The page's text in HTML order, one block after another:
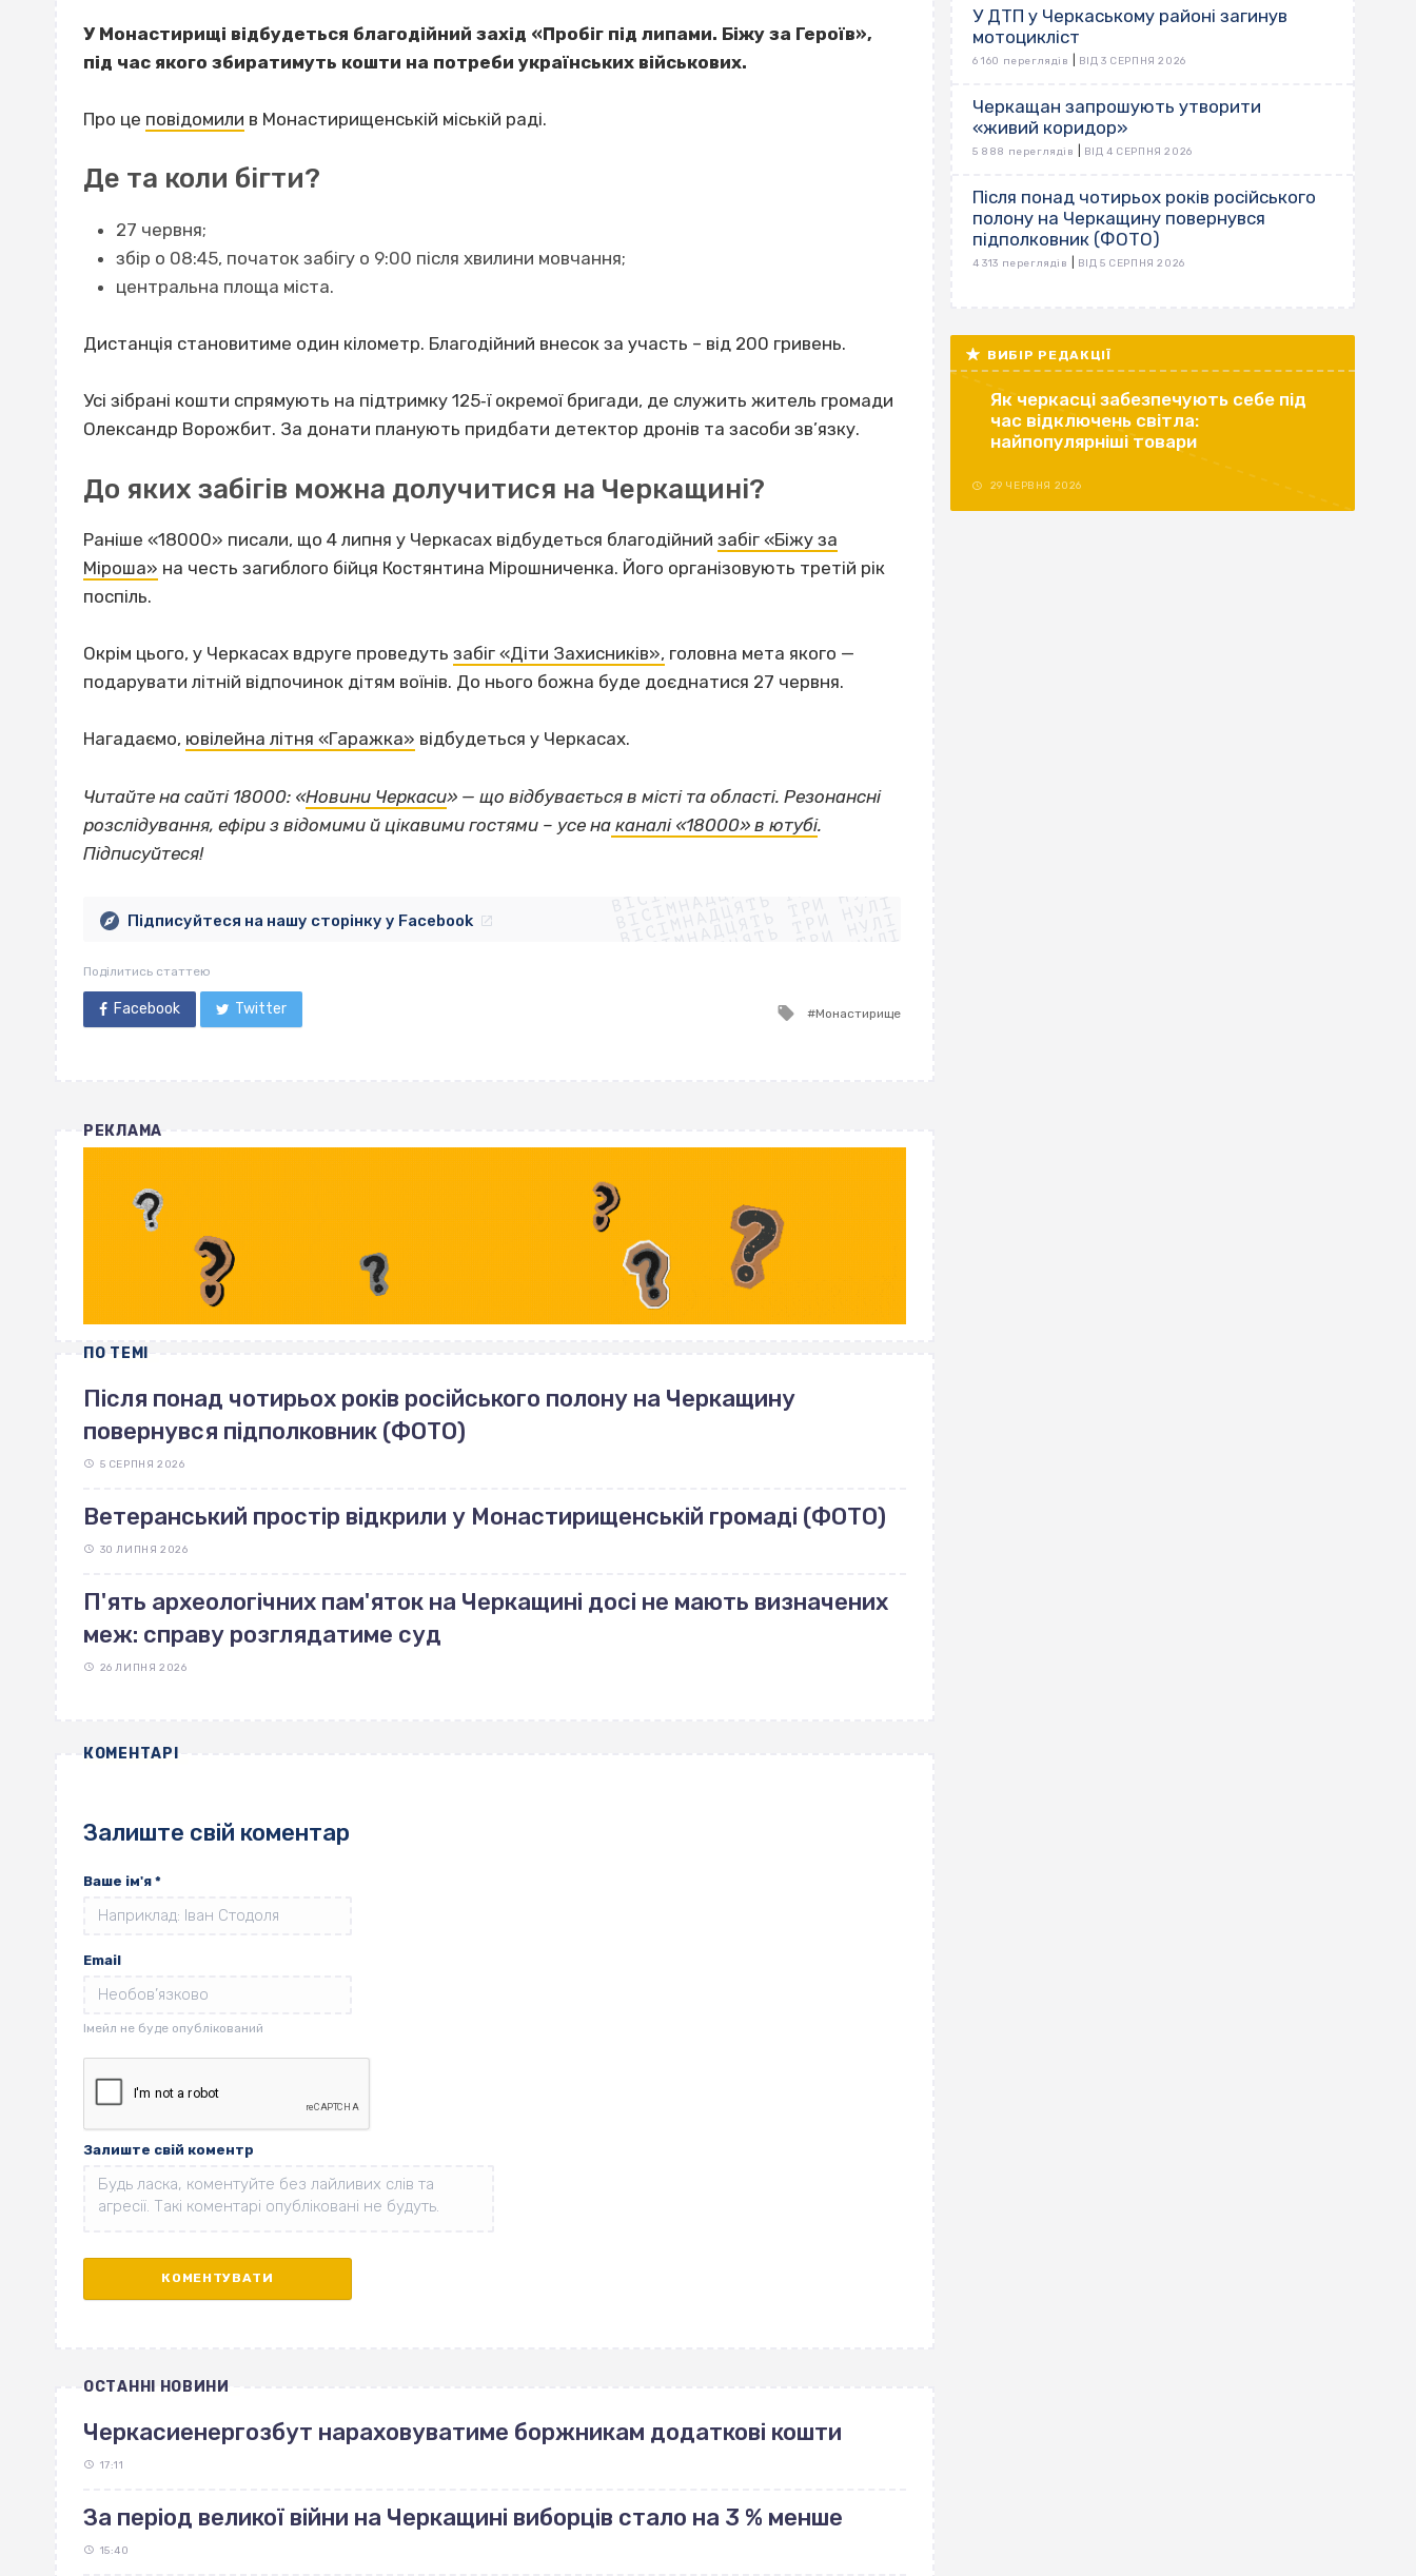
У Монастирищі відбудеться благодійний захід «Пробіг під липами. Біжу за Героїв»,
під час якого збиратимуть кошти на потреби українських військових.
Про це повідомили в Монастирищенській міській раді.
Де та коли бігти?
27 червня;
збір о 08:45, початок забігу о 9:00 після хвилини мовчання;
центральна площа міста.
Дистанція становитиме один кілометр. Благодійний внесок за участь – від 200 гривень.
Усі зібрані кошти спрямують на підтримку 125‐ї окремої бригади, де служить житель громади
Олександр Ворожбит. За донати планують придбати детектор дронів та засоби зв’язку.
До яких забігів можна долучитися на Черкащині?
Раніше «18000» писали, що 4 липня у Черкасах відбудеться благодійний забіг «Біжу за
Міроша» на честь загиблого бійця Костянтина Мірошниченка. Його організовують третій рік
поспіль.
Окрім цього, у Черкасах вдруге проведуть забіг «Діти Захисників», головна мета якого —
подарувати літній відпочинок дітям воїнів. До нього божна буде доєднатися 27 червня.
Нагадаємо, ювілейна літня «Гаражка» відбудеться у Черкасах.
Читайте на сайті 18000: «Новини Черкаси» — що відбувається в місті та області. Резонансні
розслідування, ефіри з відомими й цікавими гостями – усе на каналі «18000» в ютубі.
Підписуйтеся!
ВІСІМНАДЦЯТЬ ТРИ НУЛІ
ВІСІМНАДЦЯТЬ ТРИ НУЛІ
ВІСІМНАДЦЯТЬ ТРИ НУЛІ
ВІСІМНАДЦЯТЬ ТРИ НУЛІ
ВІСІМНАДЦЯТЬ ТРИ НУЛІ
ВІСІМНАДЦЯТЬ ТРИ НУЛІ
ВІСІМНАДЦЯТЬ ТРИ НУЛІ
ВІСІМНАДЦЯТЬ ТРИ НУЛІ
Підписуйтеся на нашу сторінку у Facebook
Поділитись статтею
Facebook Twitter
Tagged
Монастирище
РЕКЛАМА
ПО ТЕМІ
Після понад чотирьох років російського полону на Черкащину
повернувся підполковник (ФОТО)
5 СЕРПНЯ 2026
Ветеранський простір відкрили у Монастирищенській громаді (ФОТО)
30 ЛИПНЯ 2026
П'ять археологічних пам'яток на Черкащині досі не мають визначених
меж: справу розглядатиме суд
26 ЛИПНЯ 2026
КОМЕНТАРІ
Залиште свій коментар
Ваше ім'я *
Email
Залиште свій коментр
ОСТАННІ НОВИНИ
Черкасиенергозбут нараховуватиме боржникам додаткові кошти
17:11
За період великої війни на Черкащині виборців стало на 3 % менше
15:40
У ДТП у Черкаському районі загинув
мотоцикліст
6 160 переглядів ВІД 3 СЕРПНЯ 2026
Черкащан запрошують утворити
«живий коридор»
5 888 переглядів ВІД 4 СЕРПНЯ 2026
Після понад чотирьох років російського
полону на Черкащину повернувся
підполковник (ФОТО)
4 313 переглядів ВІД 5 СЕРПНЯ 2026
ВИБІР РЕДАКЦІЇ
Як черкасці забезпечують себе під
час відключень світла:
найпопулярніші товари
29 ЧЕРВНЯ 2026